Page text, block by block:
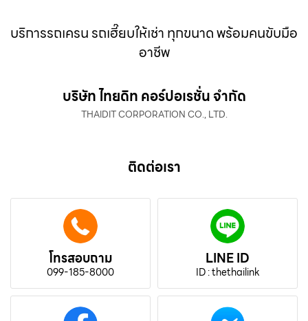
บริการรถเครน รถเฮี๊ยบให้เช่า ทุกขนาด พร้อมคนขับมือ
อาชีพ
บริษัท ไทยดิท คอร์ปอเรชั่น จำกัด
THAIDIT CORPORATION CO., LTD.
ติดต่อเรา
โทรสอบถาม
099-185-8000
LINE ID
ID : thethailink